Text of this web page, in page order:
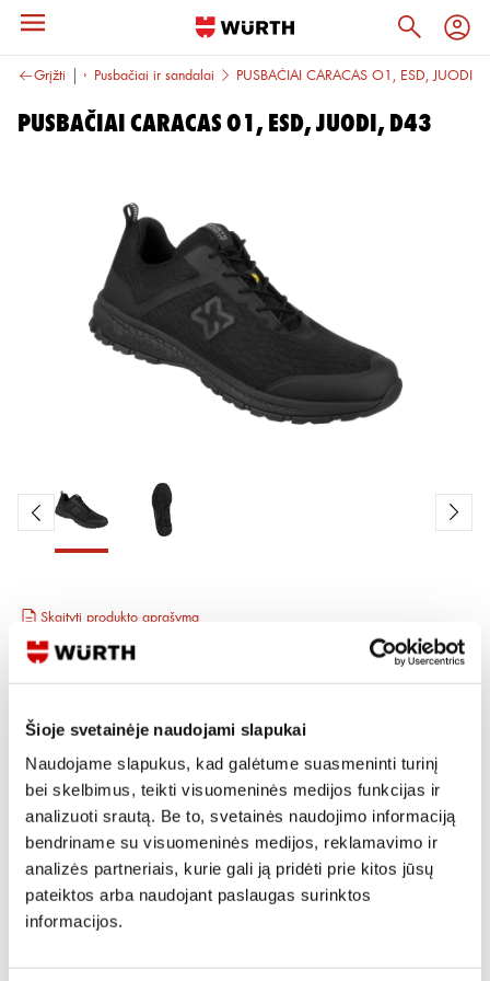
Šioje svetainėje naudojami slapukai
Naudojame slapukus, kad galėtume suasmeninti turinį
bei skelbimus, teikti visuomeninės medijos funkcijas ir
analizuoti srautą. Be to, svetainės naudojimo informaciją
bendriname su visuomeninės medijos, reklamavimo ir
analizės partneriais, kurie gali ją pridėti prie kitos jūsų
pateiktos arba naudojant paslaugas surinktos
informacijos.
Grįžti
avalynė Pusbačiai ir sandalai PUSBAČIAI CARACAS O1, ESD, JUODI
PUSBAČIAI CARACAS O1, ESD, JUODI, D43
Skaityti produkto aprašymą
Produkto Nr. M415 121 043
Prisijungti / Registruotis
Rašyti užklausą
Reikia daugiau informacijos?
Rodyti artimiausią parduotuvę